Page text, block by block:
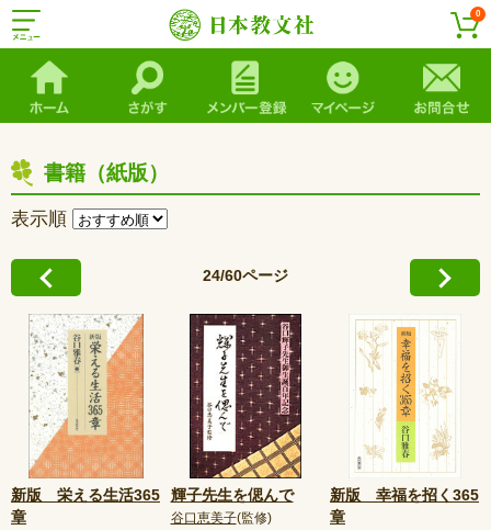
0
書籍（紙版）
表示順
24/60ページ
新版 栄える生活365
章
輝子先生を偲んで
谷口恵美子(監修)
新版 幸福を招く365
章